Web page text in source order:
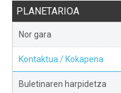
PLANETARIOA
Nor gara
Kontaktua / Kokapena
Buletinaren harpidetza